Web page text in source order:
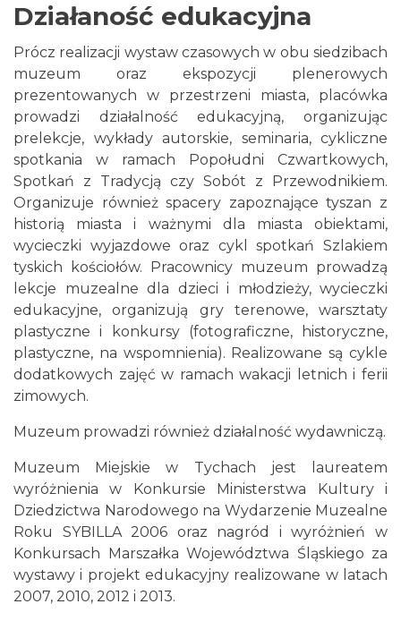
Działaność edukacyjna
Prócz realizacji wystaw czasowych w obu siedzibach
muzeum oraz ekspozycji plenerowych
prezentowanych w przestrzeni miasta, placówka
prowadzi działalność edukacyjną, organizując
prelekcje, wykłady autorskie, seminaria, cykliczne
spotkania w ramach Popołudni Czwartkowych,
Spotkań z Tradycją czy Sobót z Przewodnikiem.
Organizuje również spacery zapoznające tyszan z
historią miasta i ważnymi dla miasta obiektami,
wycieczki wyjazdowe oraz cykl spotkań Szlakiem
tyskich kościołów. Pracownicy muzeum prowadzą
lekcje muzealne dla dzieci i młodzieży, wycieczki
edukacyjne, organizują gry terenowe, warsztaty
plastyczne i konkursy (fotograficzne, historyczne,
plastyczne, na wspomnienia). Realizowane są cykle
dodatkowych zajęć w ramach wakacji letnich i ferii
zimowych.
Muzeum prowadzi również działalność wydawniczą.
Muzeum Miejskie w Tychach jest laureatem
wyróżnienia w Konkursie Ministerstwa Kultury i
Dziedzictwa Narodowego na Wydarzenie Muzealne
Roku SYBILLA 2006 oraz nagród i wyróżnień w
Konkursach Marszałka Województwa Śląskiego za
wystawy i projekt edukacyjny realizowane w latach
2007, 2010, 2012 i 2013.